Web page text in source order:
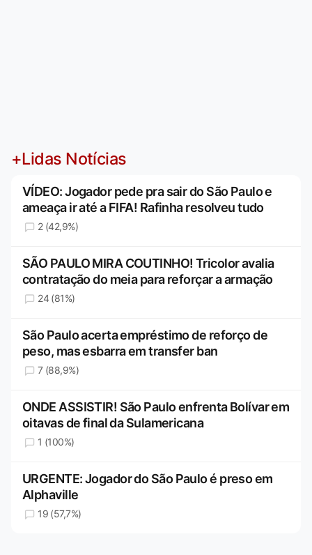
+Lidas Notícias
VÍDEO: Jogador pede pra sair do São Paulo e
ameaça ir até a FIFA! Rafinha resolveu tudo
2 (42,9%)
SÃO PAULO MIRA COUTINHO! Tricolor avalia
contratação do meia para reforçar a armação
24 (81%)
São Paulo acerta empréstimo de reforço de
peso, mas esbarra em transfer ban
7 (88,9%)
ONDE ASSISTIR! São Paulo enfrenta Bolívar em
oitavas de final da Sulamericana
1 (100%)
URGENTE: Jogador do São Paulo é preso em
Alphaville
19 (57,7%)